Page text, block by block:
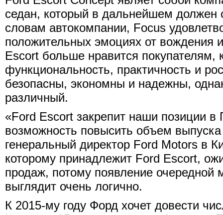
седан, который в дальнейшем должен
словам автокомпании, Focus
положительных эмоциях от вождения
Escort больше нравится покупателям,
функциональность, практичность и
безопасны, экономны и надежны,
различный.
«Ford Escort закрепит наши позиции в
возможность повысить объем
генеральный директор Ford Motors в
которому принадлежит Ford Escort,
продаж, потому появление
выглядит очень логично.
К 2015-му году Форд хочет довести